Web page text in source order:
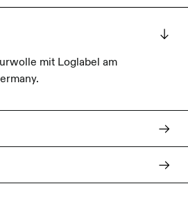
mit Loglabel am